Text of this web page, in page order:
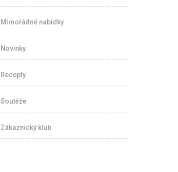
Mimořádné nabídky
Novinky
Recepty
Soutěže
Zákaznický klub